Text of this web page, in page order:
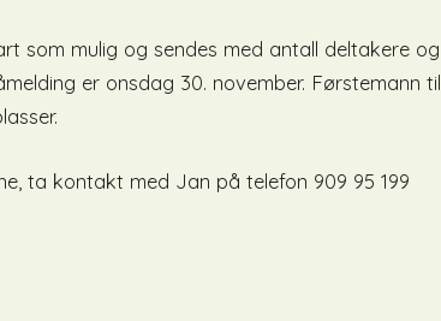
som mulig og sendes med antall deltakere og
er onsdag 30. november. Førstemann til
ta kontakt med Jan på telefon 909 95 199